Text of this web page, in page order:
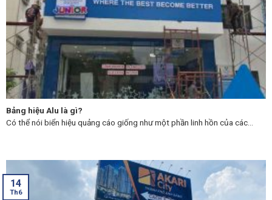
Bảng hiệu Alu là gì?
Có thể nói biển hiệu quảng cáo giống như một phần linh hồn của các...
14
Th6